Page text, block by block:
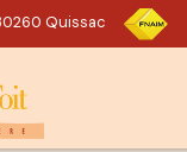
Quissac